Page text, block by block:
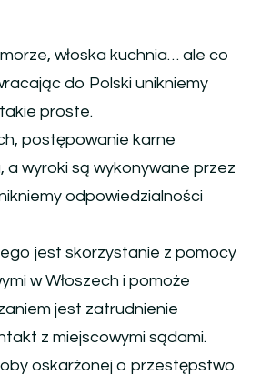
włoska kuchnia… ale co
do Polski unikniemy
proste.
postępowanie karne
wyroki są wykonywane przez
odpowiedzialności
jest skorzystanie z pomocy
w Włoszech i pomoże
jest zatrudnienie
z miejscowymi sądami.
oskarżonej o przestępstwo.